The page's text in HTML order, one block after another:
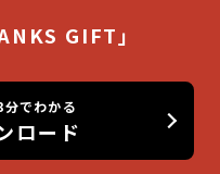
GIFT」
でわかる
ロード